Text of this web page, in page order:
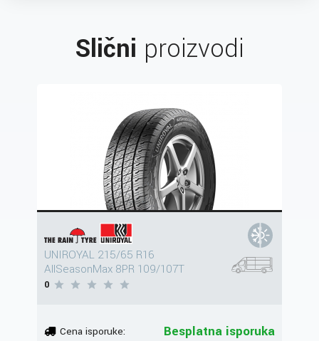
Slični proizvodi
UNIROYAL 215/65 R16
AllSeasonMax 8PR 109/107T
0
Cena isporuke:
Besplatna isporuka